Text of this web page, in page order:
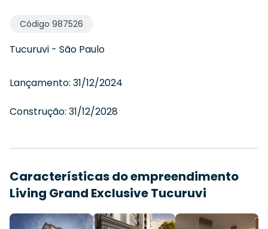
Código 987526
Tucuruvi - São Paulo
Lançamento: 31/12/2024
Construção: 31/12/2028
Características do empreendimento
Living Grand Exclusive Tucuruvi